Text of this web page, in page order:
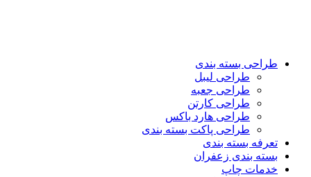
طراحی بسته بندی
طراحی لیبل
طراحی جعبه
طراحی کارتن
طراحی هارد باکس
طراحی پاکت بسته بندی
تعرفه بسته بندی
بسته بندی زعفران
خدمات چاپ